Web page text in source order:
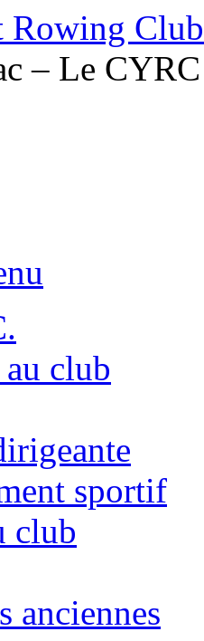
Rowing Club
– Le CYRC
club
sportif
club
anciennes